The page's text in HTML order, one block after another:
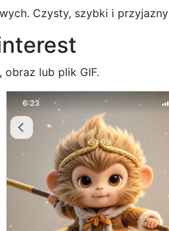
Czysty, szybki i
lub plik GIF.